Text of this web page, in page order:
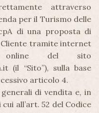
attraverso
per il Turismo delle
di una proposta di
Cliente tramite internet
online del sito
(il “Sito”), sulla base
articolo 4.
di vendita e, in
all’art. 52 del Codice